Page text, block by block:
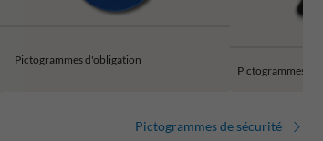
Pictogrammes d'obligation
Pictogrammes
Pictogrammes de sécurité